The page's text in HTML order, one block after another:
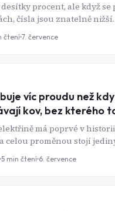
procent, ale když se
čísla jsou znatelně
ale měnové riziko - a silná
čtení7. července
víc proudu než
kov, bez kterého
má poprvé v
celou proměnou stojí
tom mohou pořádně
5 min čtení 6. července